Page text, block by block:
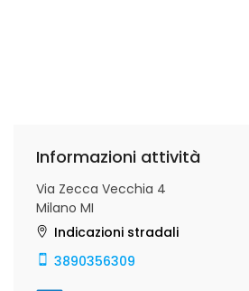
Informazioni attività
Via Zecca Vecchia 4
Milano MI
Indicazioni stradali
3890356309